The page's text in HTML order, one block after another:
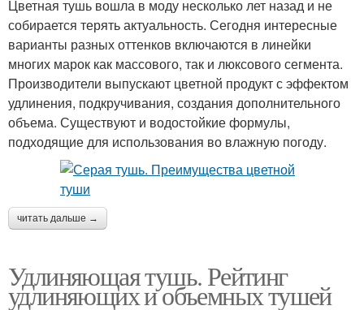
Цветная тушь вошла в моду несколько лет назад и не
собирается терять актуальность. Сегодня интересные
варианты разных оттенков включаются в линейки
многих марок как массового, так и люксового сегмента.
Производители выпускают цветной продукт с эффектом
удлинения, подкручивания, создания дополнительного
объема. Существуют и водостойкие формулы,
подходящие для использования во влажную погоду.
читать дальше →
Удлиняющая тушь. Рейтинг
удлиняющих и объемных тушей